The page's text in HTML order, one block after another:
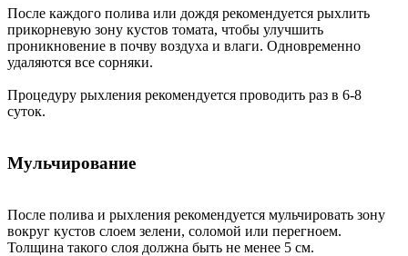
После каждого полива или дождя рекомендуется рыхлить
прикорневую зону кустов томата, чтобы улучшить
проникновение в почву воздуха и влаги. Одновременно
удаляются все сорняки.
Процедуру рыхления рекомендуется проводить раз в 6-8
суток.
Мульчирование
После полива и рыхления рекомендуется мульчировать зону
вокруг кустов слоем зелени, соломой или перегноем.
Толщина такого слоя должна быть не менее 5 см.